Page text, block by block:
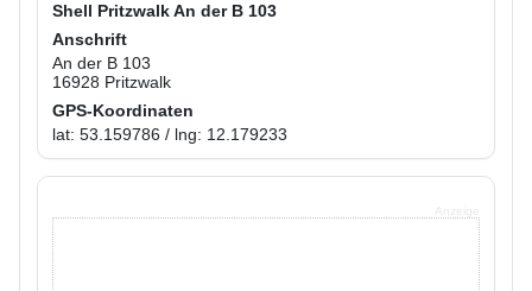
Shell Pritzwalk An der B 103
Anschrift
An der B 103
16928 Pritzwalk
GPS-Koordinaten
lat: 53.159786 / lng: 12.179233